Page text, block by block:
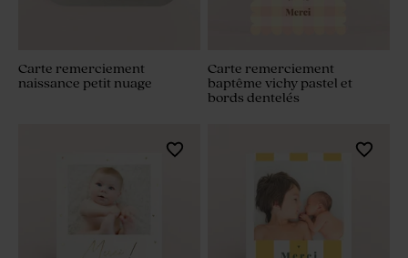
Carte remerciement
naissance petit nuage
Carte remerciement
baptême vichy pastel et
bords dentelés